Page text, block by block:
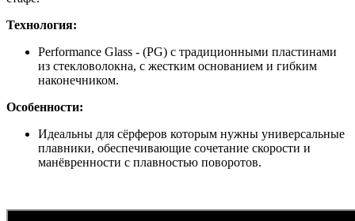
Технология:
Performance Glass - (PG) с традиционными пластинами
из стекловолокна, с жестким основанием и гибким
наконечником.
Особенности:
Идеальны для сёрферов которым нужны универсальные
плавники, обеспечивающие сочетание скорости и
манёвренности с плавностью поворотов.